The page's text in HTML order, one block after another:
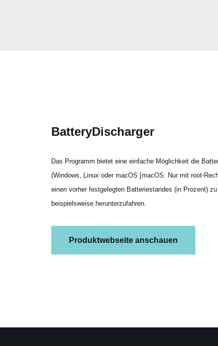
BatteryDischarger
Das Programm bietet eine einfache Möglichkeit die
(Windows, Linux oder macOS [macOS: Nur mit root-
einen vorher festgelegten Batteriestandes (in Prozent)
beispielsweise herunterzufahren.
Produktwebseite anschauen